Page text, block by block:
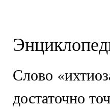
Слово
достаточно